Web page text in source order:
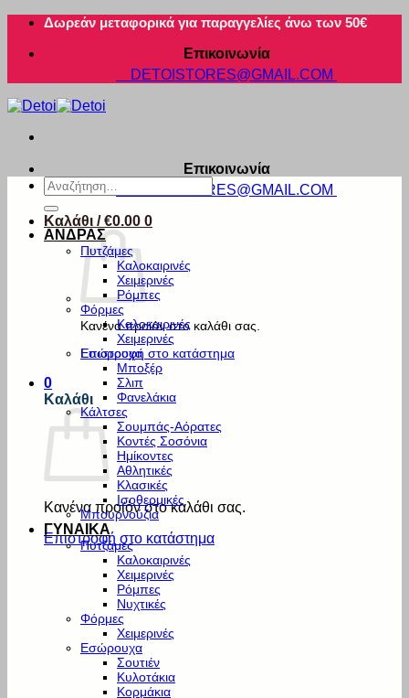
Μετάβαση
περιεχόμενο
Δωρεάν μεταφορικά για παραγγελίες άνω των 50€
Επικοινωνία
DETOISTORES@GMAIL.COM
Επικοινωνία
DETOISTORES@GMAIL.COM
Καλάθι /€0.00 0
Κανένα προϊόν στο καλάθι σας.
Επιστροφή στο κατάστημα
0
Καλάθι
Κανένα προϊόν στο καλάθι σας.
Επιστροφή στο κατάστημα
Αναζήτηση
για:
ΑΝΔΡΑΣ
Πυτζάμες
Καλοκαιρινές
Χειμερινές
Ρόμπες
Φόρμες
Καλοκαιρινές
Χειμερινές
Εσώρουχα
Μποξέρ
Σλιπ
Φανελάκια
Κάλτσες
Σουμπάς-Αόρατες
Κοντές Σοσόνια
Ημίκοντες
Αθλητικές
Κλασικές
Ισοθερμικές
Μπουρνούζια
ΓΥΝΑΙΚΑ
Πυτζάμες
Καλοκαιρινές
Χειμερινές
Ρόμπες
Νυχτικές
Φόρμες
Χειμερινές
Εσώρουχα
Σουτιέν
Κυλοτάκια
Κορμάκια